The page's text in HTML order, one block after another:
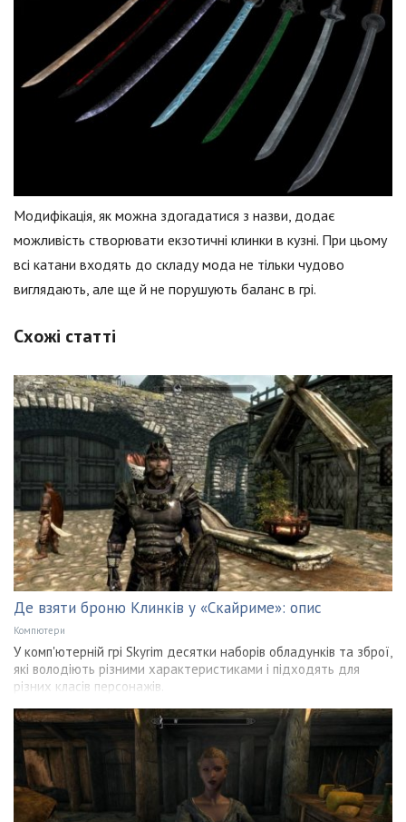
Модифікація, як можна здогадатися з назви, додає
можливість створювати екзотичні клинки в кузні. При цьому
всі катани входять до складу мода не тільки чудово
виглядають, але ще й не порушують баланс в грі.
Схожі статті
Де взяти броню Клинків у «Скайриме»: опис
Компютери
У комп'ютерній грі Skyrim десятки наборів обладунків та зброї,
які володіють різними характеристиками і підходять для
різних класів персонажів.